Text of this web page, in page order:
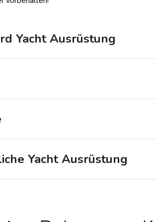
Yacht Ausrüstung
Yacht Ausrüstung
Bali